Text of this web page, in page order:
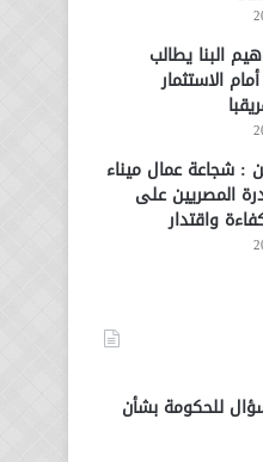
البنا يطالب
الاستثمار
: شجاعة عمال ميناء
المصريين على
واقتدار
للحكومة بشأن